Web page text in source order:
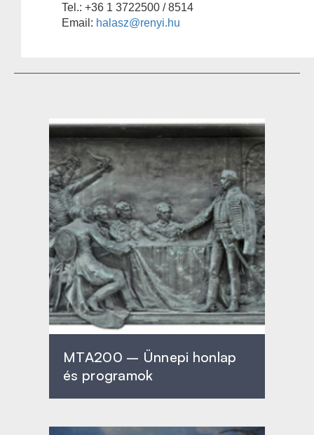
Tel.: +36 1 3722500 / 8514
Email: halasz@renyi.hu
MTA200 – Ünnepi honlap
és programok